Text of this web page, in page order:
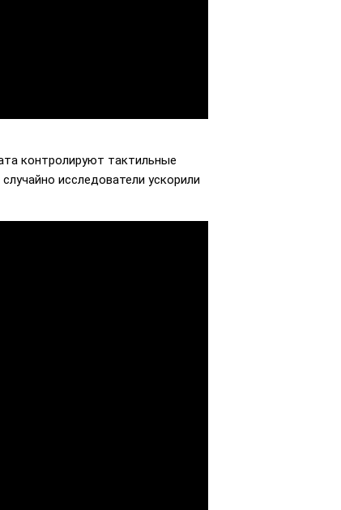
контролируют тактильные
исследователи ускорили